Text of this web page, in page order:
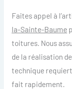
Faites appel à
la-Sainte-Baume
toitures. Nous
de la réalisation
technique
fait rapidement.